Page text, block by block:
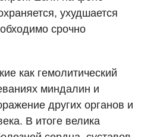
ухудшается
срочно
как гемолитический
миндалин и
других органов и
В итоге велика